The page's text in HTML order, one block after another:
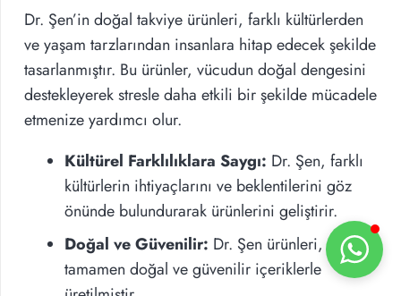
Dr. Şen’in doğal takviye ürünleri, farklı kültürlerden
ve yaşam tarzlarından insanlara hitap edecek şekilde
tasarlanmıştır. Bu ürünler, vücudun doğal dengesini
destekleyerek stresle daha etkili bir şekilde mücadele
etmenize yardımcı olur.
Kültürel Farklılıklara Saygı: Dr. Şen, farklı
kültürlerin ihtiyaçlarını ve beklentilerini göz
önünde bulundurarak ürünlerini geliştirir.
Doğal ve Güvenilir: Dr. Şen ürünleri,
tamamen doğal ve güvenilir içeriklerle